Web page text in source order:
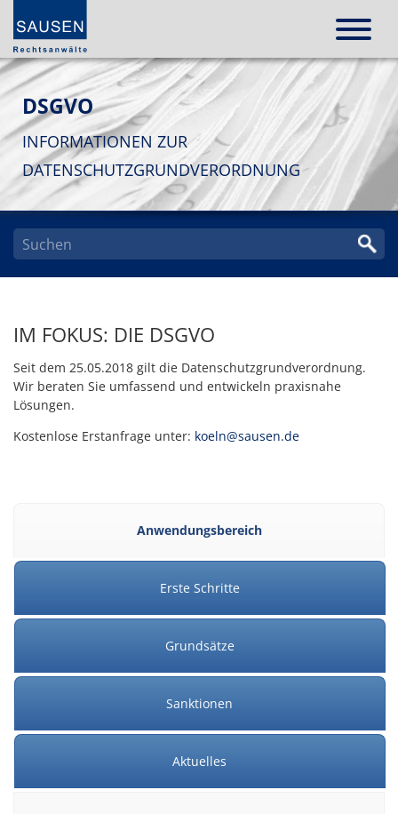
DSGVO
INFORMATIONEN ZUR
DATENSCHUTZGRUNDVERORDNUNG
IM FOKUS: DIE DSGVO
Seit dem 25.05.2018 gilt die Datenschutzgrundverordnung.
Wir beraten Sie umfassend und entwickeln praxisnahe
Lösungen.
Kostenlose Erstanfrage unter: koeln@sausen.de
Anwendungsbereich
Erste Schritte
Grundsätze
Sanktionen
Aktuelles